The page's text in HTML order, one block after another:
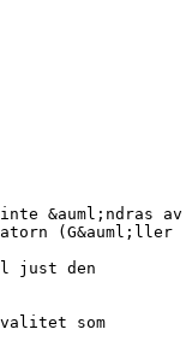
&auml;ndras av
(G&auml;ller
just den
som